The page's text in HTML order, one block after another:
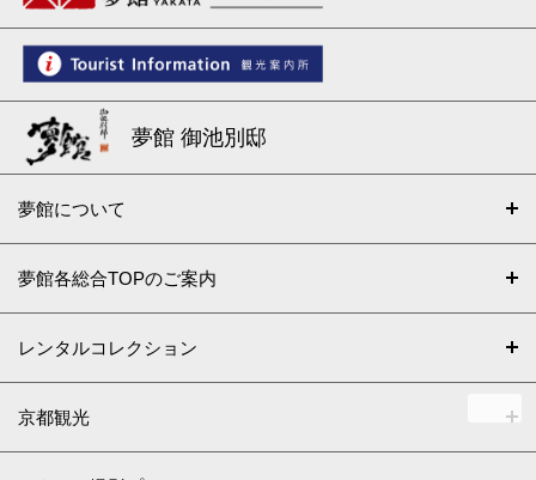
夢館 御池別邸
夢館について
夢館各総合TOPのご案内
レンタルコレクション
京都観光